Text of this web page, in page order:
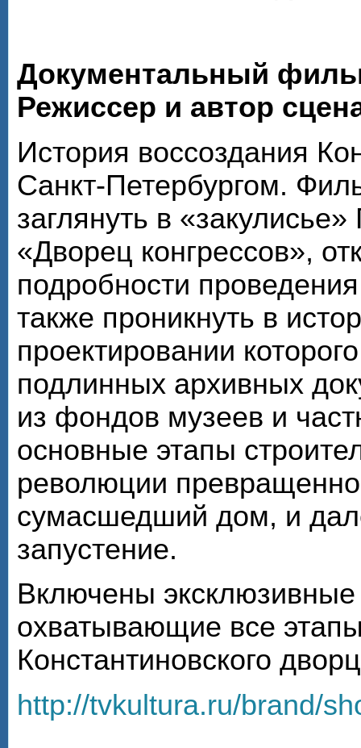
Документальный
Режиссер и автор
История воссоздания
Санкт-Петербургом.
заглянуть в
«Дворец конгрессов»,
подробности
также проникнуть в
проектировании
подлинных архивных
из фондов музеев и
основные этапы
революции
сумасшедший дом, и
запустение.
Включены
охватывающие все
Константиновского
http://tvkultura.ru/brand/